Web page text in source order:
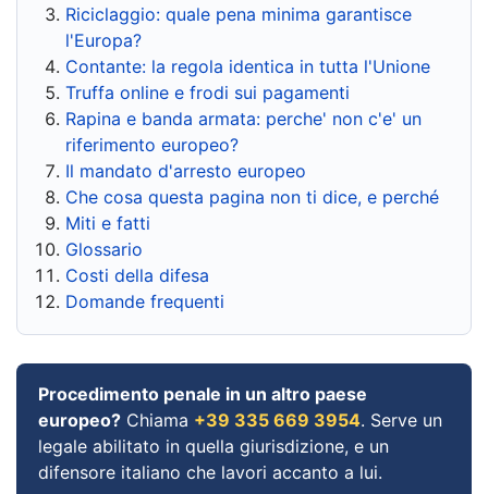
Riciclaggio: quale pena minima garantisce
l'Europa?
Contante: la regola identica in tutta l'Unione
Truffa online e frodi sui pagamenti
Rapina e banda armata: perche' non c'e' un
riferimento europeo?
Il mandato d'arresto europeo
Che cosa questa pagina non ti dice, e perché
Miti e fatti
Glossario
Costi della difesa
Domande frequenti
Procedimento penale in un altro paese
europeo? Chiama +39 335 669 3954. Serve un
legale abilitato in quella giurisdizione, e un
difensore italiano che lavori accanto a lui.